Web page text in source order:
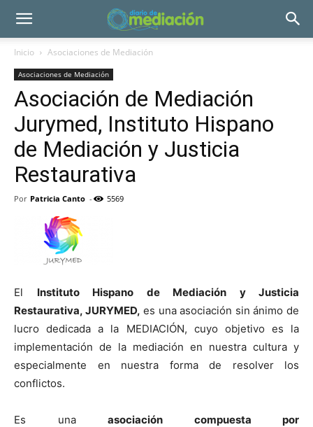
Inicio Asociaciones de Mediación
Asociaciones de Mediación
Asociación de Mediación
Jurymed, Instituto Hispano
de Mediación y Justicia
Restaurativa
Por Patricia Canto - 5569
El Instituto Hispano de Mediación y Justicia
Restaurativa, JURYMED, es una asociación sin ánimo de
lucro dedicada a la MEDIACIÓN, cuyo objetivo es la
implementación de la mediación en nuestra cultura y
especialmente en nuestra forma de resolver los
conflictos.
Es una asociación compuesta por